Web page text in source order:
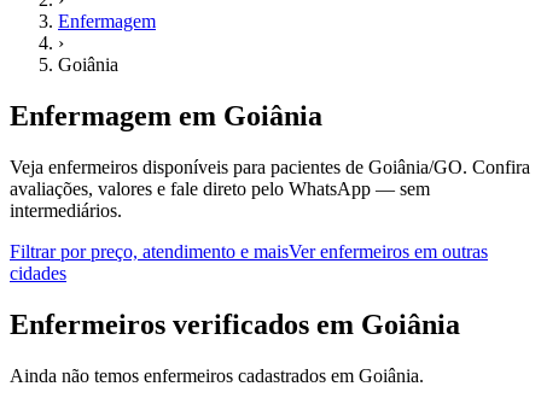
Enfermagem
›
Goiânia
Enfermagem em Goiânia
Veja enfermeiros disponíveis para pacientes de Goiânia/GO. Confira
avaliações, valores e fale direto pelo WhatsApp — sem
intermediários.
Filtrar por preço, atendimento e maisVerenfermeiros em outras
cidades
Enfermeiros verificados em Goiânia
Ainda não temos enfermeiros cadastrados em Goiânia.